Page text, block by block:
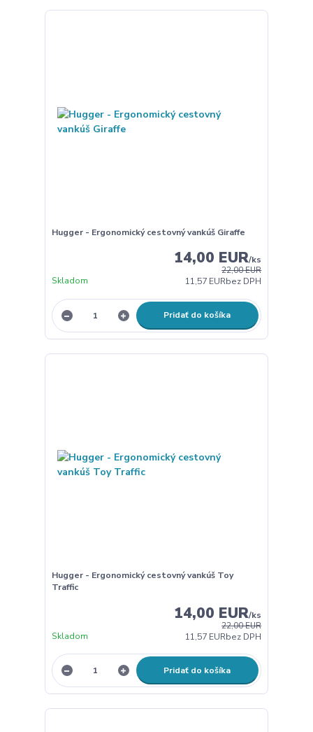
Hugger - Ergonomický cestovný vankúš Giraffe
22,00 EUR
14,00 EUR/ks
11,57 EURbez DPH
Skladom
Pridať do košíka
Hugger - Ergonomický cestovný vankúš Toy
Traffic
22,00 EUR
14,00 EUR/ks
11,57 EURbez DPH
Skladom
Pridať do košíka